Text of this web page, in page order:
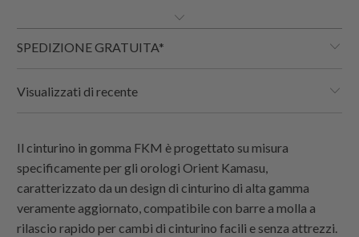
SPEDIZIONE GRATUITA*
Visualizzati di recente
Il cinturino in gomma FKM è progettato su misura
specificamente per gli orologi Orient Kamasu,
caratterizzato da un design di cinturino di alta gamma
veramente aggiornato, compatibile con barre a molla a
rilascio rapido per cambi di cinturino facili e senza attrezzi.